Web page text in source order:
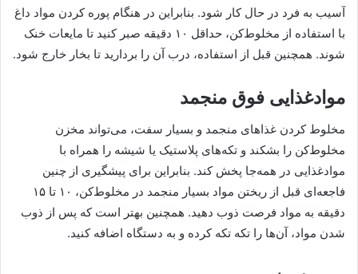
آسیب به فرد در حال کار شود. بنابراین در هنگام پوره کردن مواد داغ
با استفاده از مخلوط‌کن، حداقل ۱۰ دقیقه صبر کنید تا مایعات خنک
شوند. همچنین قبل از استفاده، درب آن را بردارید تا بخار خارج شود.
موادغذایی فوق منجمد
مخلوط کردن غذاهای منجمد و بسیار سفت، می‌تواند مخزن
مخلوط‌کن را بشکند و تکه‌های پلاستیک یا شیشه را همراه با
موادغذایی در همه‌جا پخش کند. بنابراین برای پیشگیری از چنین
فاجعه‌ای قبل از ریختن مواد بسیار منجمد در مخلوط‌کن، ۱۰ تا ۱۵
دقیقه به مواد فرصت ذوب دهید. همچنین بهتر است که پس از ذوب
شدن مواد، آن‌ها را تکه تکه کرده و به دستگاه اضافه کنید.